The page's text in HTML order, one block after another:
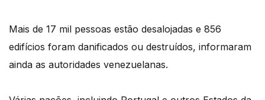
Mais de 17 mil pessoas estão desalojadas e 856
edifícios foram danificados ou destruídos, informaram
ainda as autoridades venezuelanas.